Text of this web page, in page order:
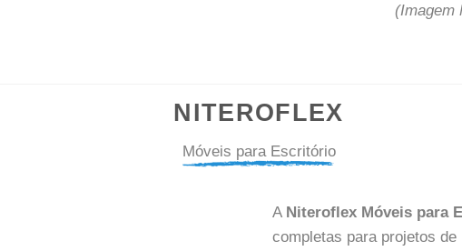
(Imagem
NITEROFLEX
Móveis para Escritório
A Niteroflex Móveis para
completas para projetos